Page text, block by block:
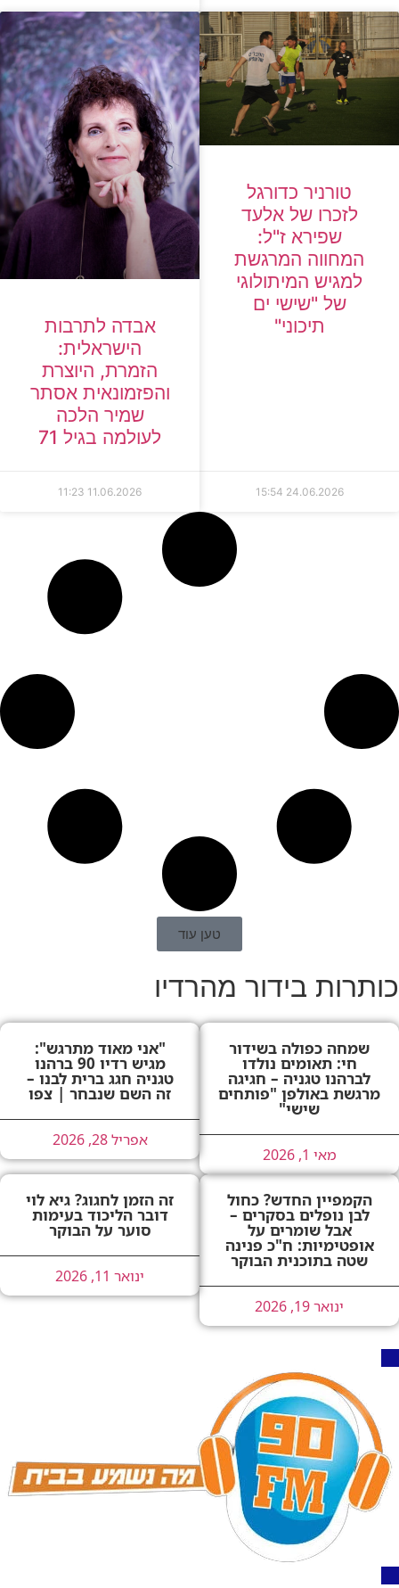
טורניר כדורגל
לזכרו של אלעד
שפירא ז"ל:
המחווה המרגשת
למגיש המיתולוגי
של "שישי ים
תיכוני"
24.06.2026
15:54
אבדה לתרבות
הישראלית:
הזמרת, היוצרת
והפזמונאית אסתר
שמיר הלכה
לעולמה בגיל 71
11.06.2026
11:23
טען עוד
כותרות בידור מהרדיו
שמחה כפולה בשידור
חי: תאומים נולדו
לברהנו טגניה – חגיגה
מרגשת באולפן "פותחים
שישי"
מאי 1, 2026
"אני מאוד מתרגש":
מגיש רדיו 90 ברהנו
טגניה חגג ברית לבנו –
זה השם שנבחר | צפו
אפריל 28, 2026
הקמפיין החדש? כחול
לבן נופלים בסקרים –
אבל שומרים על
אופטימיות: ח"כ פנינה
שטה בתוכנית הבוקר
ינואר 19, 2026
זה הזמן לחגוג? גיא לוי
דובר הליכוד בעימות
סוער על הבוקר
ינואר 11, 2026